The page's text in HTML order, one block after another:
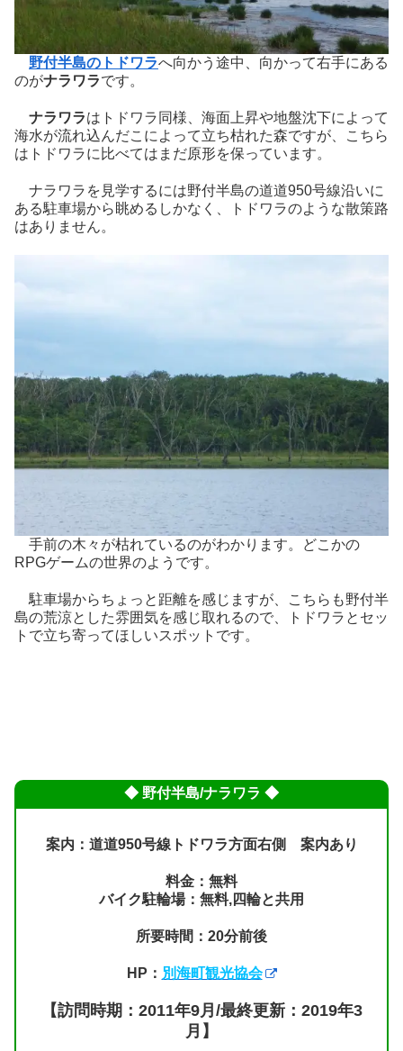
野付半島のトドワラへ向かう途中、向かって右手にある
のがナラワラです。
ナラワラはトドワラ同様、海面上昇や地盤沈下によって
海水が流れ込んだこによって立ち枯れた森ですが、こちら
はトドワラに比べてはまだ原形を保っています。
ナラワラを見学するには野付半島の道道950号線沿いに
ある駐車場から眺めるしかなく、トドワラのような散策路
はありません。
手前の木々が枯れているのがわかります。どこかの
RPGゲームの世界のようです。
駐車場からちょっと距離を感じますが、こちらも野付半
島の荒涼とした雰囲気を感じ取れるので、トドワラとセッ
トで立ち寄ってほしいスポットです。
◆ 野付半島/ナラワラ ◆
案内：道道950号線トドワラ方面右側 案内あり
料金：無料
バイク駐輪場：無料,四輪と共用
所要時間：20分前後
HP： 別海町観光協会
【訪問時期：2011年9月/最終更新：2019年3
月】